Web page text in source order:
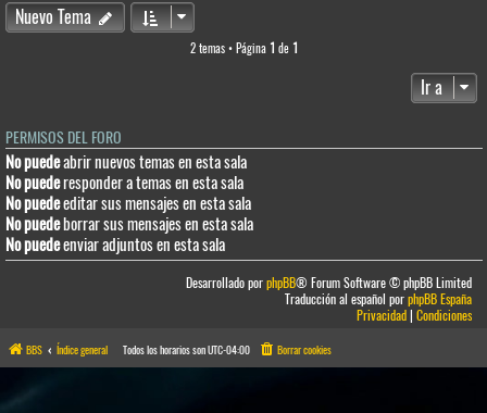
Nuevo Tema
2 temas • Página 1 de 1
Ir a
PERMISOS DEL FORO
No puedeabrir nuevos temas en esta sala
No puederesponder a temas en esta sala
No puedeeditar sus mensajes en esta sala
No puedeborrar sus mensajes en esta sala
No puedeenviar adjuntos en esta sala
Desarrollado porphpBB® Forum Software © phpBB Limited
Traducción al español porphpBB España
Privacidad|Condiciones
BBS Índice general Todos los horarios sonUTC-04:00 Borrar cookies